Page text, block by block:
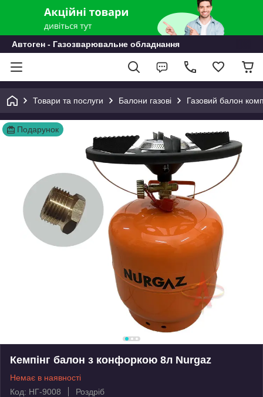
Автоген - Газозварювальне обладнання
Товари та послуги Балони газові Газовий балон
Подарунок
Кемпінг балон з конфоркою 8л Nurgaz
Немає в наявності
Код: НГ-9008
Роздріб